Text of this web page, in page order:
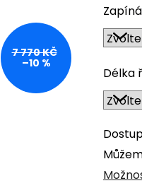
z
5
Délka
7 770 KČ
–10 %